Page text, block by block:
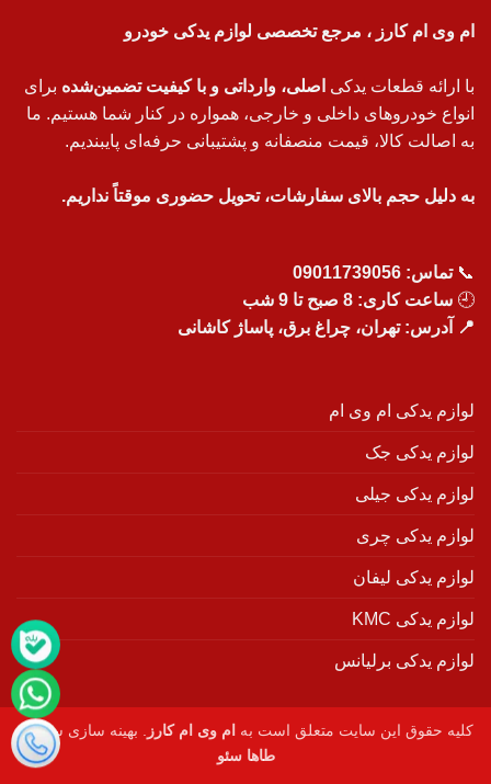
ام وی ام کارز ، مرجع تخصصی لوازم یدکی خودرو
با ارائه قطعات یدکی اصلی، وارداتی و با کیفیت تضمین‌شده برای
انواع خودروهای داخلی و خارجی، همواره در کنار شما هستیم. ما
به اصالت کالا، قیمت منصفانه و پشتیبانی حرفه‌ای پایبندیم.
به دلیل حجم بالای سفارشات، تحویل حضوری موقتاً نداریم.
📞تماس: 09011739056
🕘 ساعت کاری: 8 صبح تا 9 شب
📍 آدرس: تهران، چراغ برق، پاساژ کاشانی
لوازم یدکی ام وی ام
لوازم یدکی جک
لوازم یدکی جیلی
لوازم یدکی چری
لوازم یدکی لیفان
لوازم یدکی KMC
لوازم یدکی برلیانس
کلیه حقوق این سایت متعلق است به ام وی ام کارز
. بهینه سازی سایت :
طاها سئو